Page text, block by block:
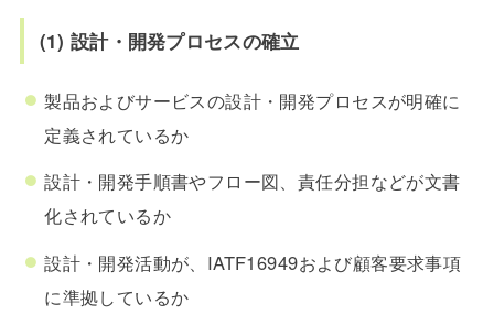
(1) 設計・開発プロセスの確立
製品およびサービスの設計・開発プロセスが明確に
定義されているか
設計・開発手順書やフロー図、責任分担などが文書
化されているか
設計・開発活動が、IATF16949および顧客要求事項
に準拠しているか